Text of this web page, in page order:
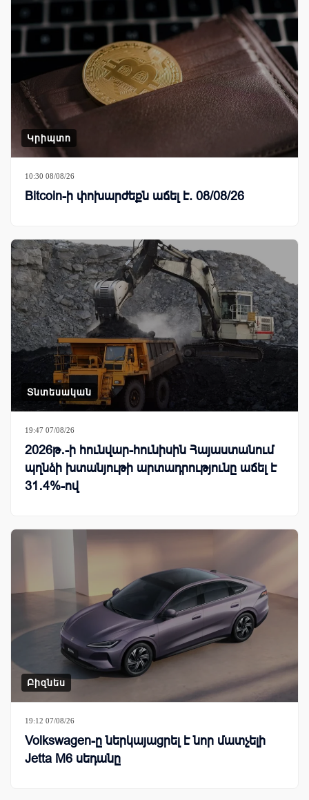
Կրիպտո
10:30 08/08/26
Bitcoin-ի փոխարժեքն աճել է. 08/08/26
Տնտեսական
19:47 07/08/26
2026թ․-ի հունվար-հունիսին Հայաստանում
պղնձի խտանյութի արտադրությունը աճել է
31․4%-ով
Բիզնես
19:12 07/08/26
Volkswagen-ը ներկայացրել է նոր մատչելի
Jetta M6 սեդանը